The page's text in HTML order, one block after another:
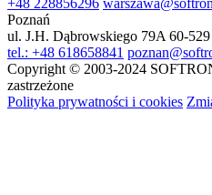
Poznań
ul. J.H. Dąbrowskiego 79A 60-
tel.: +48 618658841
Copyright © 2003-2024
zastrzeżone
Polityka prywatności i cookies